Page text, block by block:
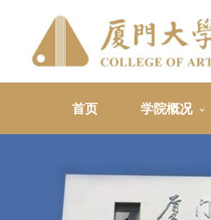
首页 学院概况